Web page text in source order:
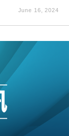
June 16, 2024